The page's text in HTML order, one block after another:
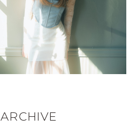
ARCHIVE